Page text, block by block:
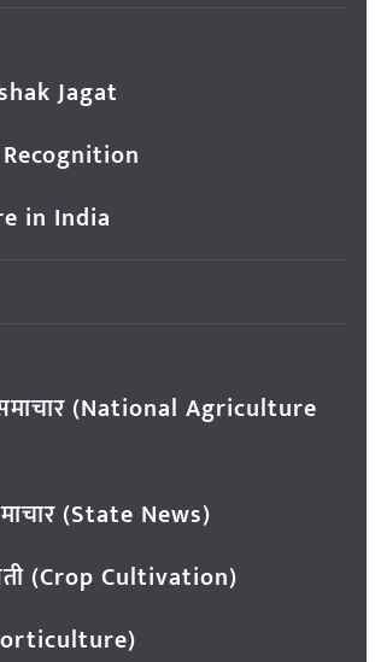
Jagat
in India
समाचार (National Agriculture
(State News)
(Crop Cultivation)